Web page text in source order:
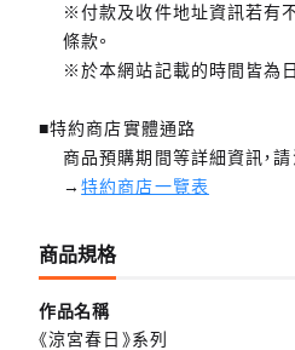
※付款及收件地址資訊若有
條款。
※於本網站記載的時間皆為日
■特約商店實體通路
商品預購期間等詳細資訊，請
→特約商店一覽表
商品規格
作品名稱
《涼宮春日》系列